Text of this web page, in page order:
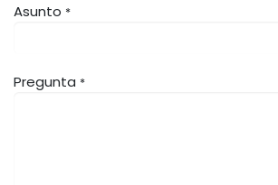
Asunto *
Pregunta *